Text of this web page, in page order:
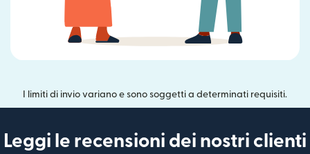
I limiti di invio variano e sono soggetti a determinati requisiti.
Leggi le recensioni dei nostri clienti